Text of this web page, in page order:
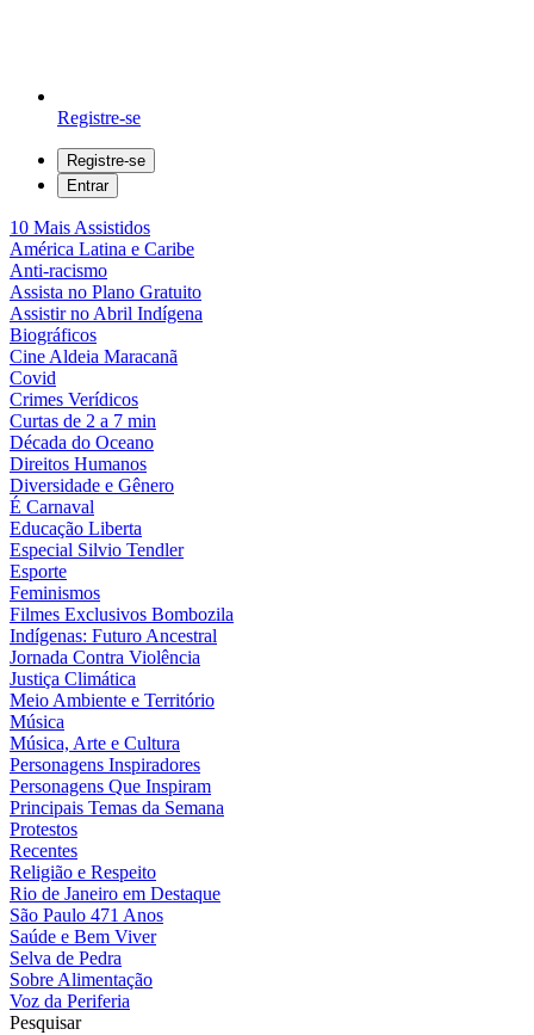
Registre-se
Registre-se
Entrar
10 Mais Assistidos
América Latina e Caribe
Anti-racismo
Assista no Plano Gratuito
Assistir no Abril Indígena
Biográficos
Cine Aldeia Maracanã
Covid
Crimes Verídicos
Curtas de 2 a 7 min
Década do Oceano
Direitos Humanos
Diversidade e Gênero
É Carnaval
Educação Liberta
Especial Silvio Tendler
Esporte
Feminismos
Filmes Exclusivos Bombozila
Indígenas: Futuro Ancestral
Jornada Contra Violência
Justiça Climática
Meio Ambiente e Território
Música
Música, Arte e Cultura
Personagens Inspiradores
Personagens Que Inspiram
Principais Temas da Semana
Protestos
Recentes
Religião e Respeito
Rio de Janeiro em Destaque
São Paulo 471 Anos
Saúde e Bem Viver
Selva de Pedra
Sobre Alimentação
Voz da Periferia
Pesquisar